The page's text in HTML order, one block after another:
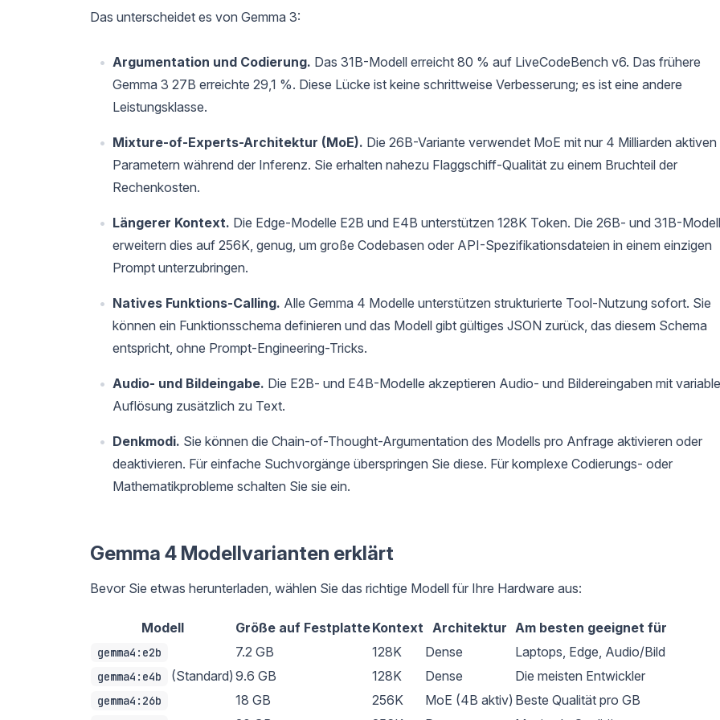
Das unterscheidet es von Gemma 3:
Argumentation und Codierung. Das 31B-Modell erreicht 80 % auf LiveCodeBench v6. Das frühere
Gemma 3 27B erreichte 29,1 %. Diese Lücke ist keine schrittweise Verbesserung; es ist eine andere
Leistungsklasse.
Mixture-of-Experts-Architektur (MoE). Die 26B-Variante verwendet MoE mit nur 4 Milliarden aktiven
Parametern während der Inferenz. Sie erhalten nahezu Flaggschiff-Qualität zu einem Bruchteil der
Rechenkosten.
Längerer Kontext. Die Edge-Modelle E2B und E4B unterstützen 128K Token. Die 26B- und 31B-
erweitern dies auf 256K, genug, um große Codebasen oder API-Spezifikationsdateien in einem einzigen
Prompt unterzubringen.
Natives Funktions-Calling. Alle Gemma 4 Modelle unterstützen strukturierte Tool-Nutzung sofort. Sie
können ein Funktionsschema definieren und das Modell gibt gültiges JSON zurück, das diesem Schema
entspricht, ohne Prompt-Engineering-Tricks.
Audio- und Bildeingabe. Die E2B- und E4B-Modelle akzeptieren Audio- und Bildereingaben mit
Auflösung zusätzlich zu Text.
Denkmodi. Sie können die Chain-of-Thought-Argumentation des Modells pro Anfrage aktivieren oder
deaktivieren. Für einfache Suchvorgänge überspringen Sie diese. Für komplexe Codierungs- oder
Mathematikprobleme schalten Sie sie ein.
Gemma 4 Modellvarianten erklärt
Bevor Sie etwas herunterladen, wählen Sie das richtige Modell für Ihre Hardware aus:
Modell Größe auf FestplatteKontext Architektur Am besten geeignet für
gemma4:e2b 7.2 GB 128K Dense Laptops, Edge, Audio/Bild
gemma4:e4b (Standard) 9.6 GB 128K Dense Die meisten Entwickler
gemma4:26b 18 GB 256K MoE (4B aktiv) Beste Qualität pro GB